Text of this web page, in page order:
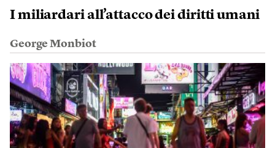
I miliardari all’attacco dei diritti umani
George Monbiot